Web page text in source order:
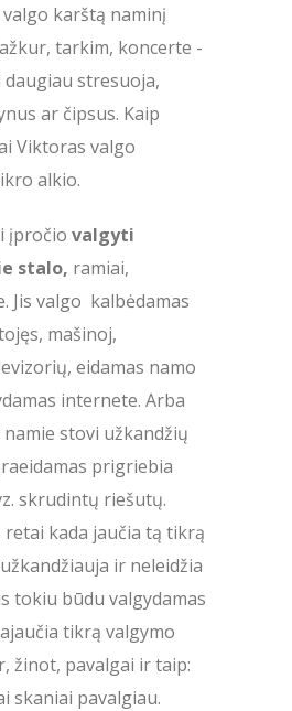
valgo karštą naminį
tarkim, koncerte -
daugiau stresuoja,
ar čipsus. Kaip
Viktoras valgo
alkio.
įpročio valgyti
stalo, ramiai,
Jis valgo kalbėdamas
mašinoj,
eidamas namo
internete. Arba
stovi užkandžių
prigriebia
skrudintų riešutų.
kada jaučia tą tikrą
ir neleidžia
tokiu būdu valgydamas
tikrą valgymo
žinot, pavalgai ir taip:
skaniai pavalgiau.